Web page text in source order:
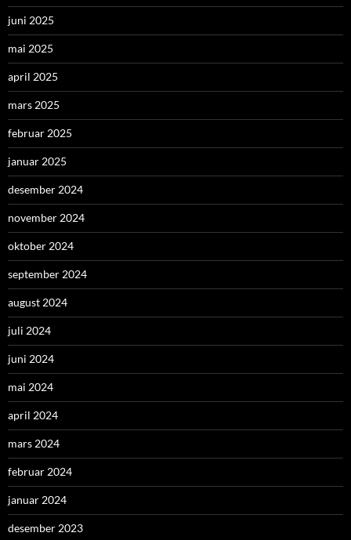
juni 2025
mai 2025
april 2025
mars 2025
februar 2025
januar 2025
desember 2024
november 2024
oktober 2024
september 2024
august 2024
juli 2024
juni 2024
mai 2024
april 2024
mars 2024
februar 2024
januar 2024
desember 2023